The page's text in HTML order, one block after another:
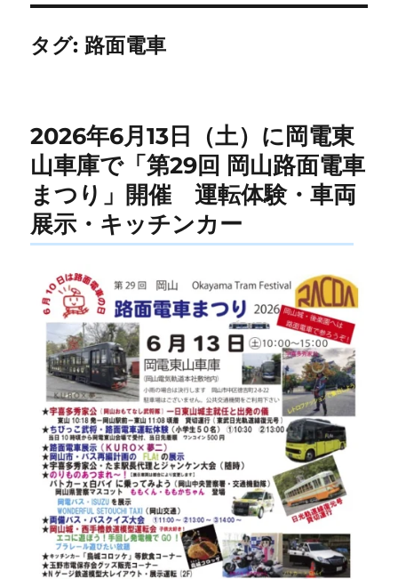
タグ: 路面電車
2026年6月13日（土）に岡電東
山車庫で「第29回 岡山路面電車
まつり」開催 運転体験・車両
展示・キッチンカー